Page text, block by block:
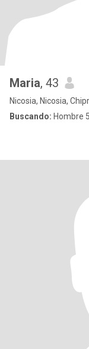
Maria, 43
Nicosia, Nicosia,
Buscando: Hombre